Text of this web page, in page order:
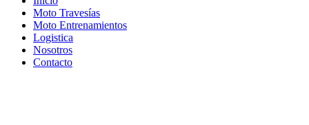
Moto Travesías
Moto Entrenamientos
Logistica
Nosotros
Contacto